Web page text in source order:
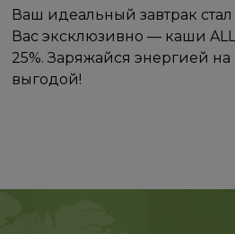
Ваш идеальный завтрак
Вас эксклюзивно — каши
25%. Заряжайся энергией на
выгодой!